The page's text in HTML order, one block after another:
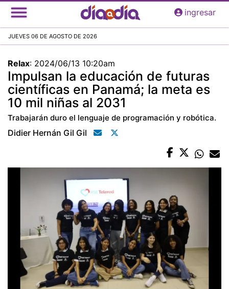
Pasar
al
principal
ingresar
JUEVES 06 DE AGOSTO DE 2026
Relax: 2024/06/13 10:20am
Impulsan la educación de futuras
científicas en Panamá; la meta es
10 mil niñas al 2031
Trabajarán duro el lenguaje de programación y robótica.
Didier Hernán Gil Gil